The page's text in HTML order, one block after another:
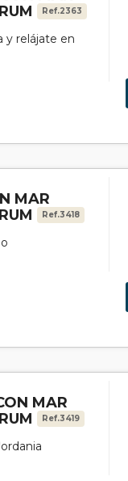
Ref.2363
y relájate en
MAR
Ref.3418
MAR
Ref.3419